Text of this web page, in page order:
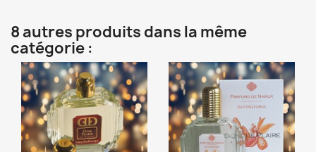
8 autres produits dans la même
catégorie :